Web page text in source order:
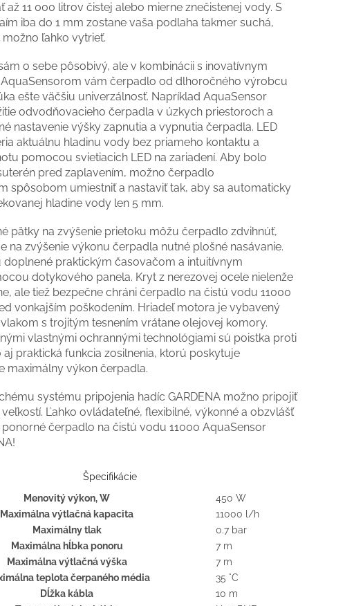
až 11 000 litrov čistej alebo mierne znečistenej vody. S
iba do 1 mm zostane vaša podlaha takmer suchá,
ľahko vytrieť.
o sebe pôsobivý, ale v kombinácii s inovatívnym
vám čerpadlo od dlhoročného výrobcu
ešte väčšiu univerzálnosť. Napríklad AquaSensor
odvodňovacieho čerpadla v úzkych priestoroch a
nastavenie výšky zapnutia a vypnutia čerpadla. LED
aktuálnu hladinu vody bez priameho kontaktu a
pomocou svietiacich LED na zariadení. Aby bolo
pred zaplavením, možno čerpadlo
spôsobom umiestniť a nastaviť tak, aby sa automaticky
hladine vody len 5 mm.
pätky na zvýšenie prietoku môžu čerpadlo zdvihnúť,
na zvýšenie výkonu čerpadla nutné plošné nasávanie.
doplnené praktickým časovačom a intuitívnym
dotykového panela. Kryt z nerezovej ocele nielenže
ale tiež bezpečne chráni čerpadlo na čistú vodu 11000
vonkajším poškodením. Hriadeľ motora je vybavený
s trojitým tesnením vrátane olejovej komory.
vlastnými ochrannými technológiami sú poistka proti
praktická funkcia zosilnenia, ktorú poskytuje
maximálny výkon čerpadla.
systému pripojenia hadíc GARDENA možno pripojiť
Ľahko ovládateľné, flexibilné, výkonné a obzvlášť
čerpadlo na čistú vodu 11000 AquaSensor
Špecifikácie
Menovitý výkon, W
450 W
Maximálna výtlačná kapacita
11000 l/h
Maximálny tlak
0.7 bar
Maximálna hĺbka ponoru
7 m
Maximálna výtlačná výška
7 m
teplota čerpaného média
35 °C
Dĺžka kábla
10 m